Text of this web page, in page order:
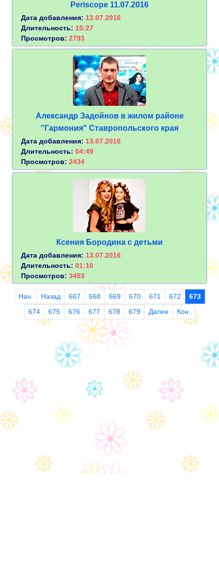
Periscope 11.07.2016
Дата добавления: 13.07.2016
Длительность: 15:27
Просмотров: 2793
Александр Задойнов в жилом районе
"Гармония" Ставропольского края
Дата добавления: 13.07.2016
Длительность: 04:49
Просмотров: 2434
Ксения Бородина с детьми
Дата добавления: 13.07.2016
Длительность: 01:10
Просмотров: 3453
Нач. Назад 667 668 669 670 671 672
673
674
675 676 677 678 679 Далее Кон.